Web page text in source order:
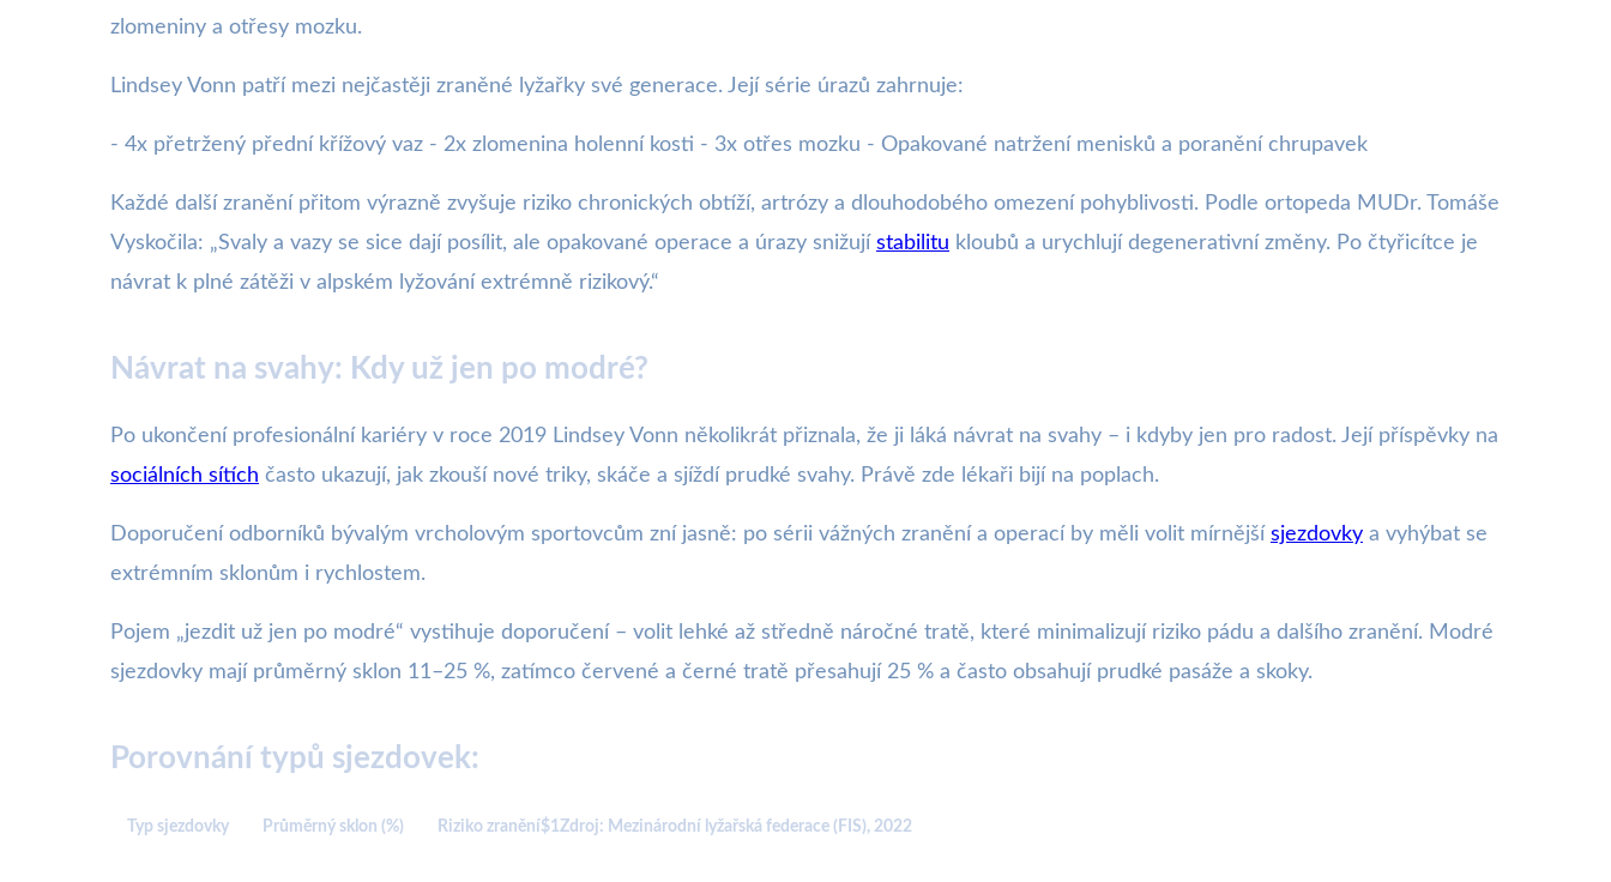
zlomeniny a otřesy mozku.
Lindsey Vonn patří mezi nejčastěji zraněné lyžařky své generace. Její série úrazů zahrnuje:
- 4x přetržený přední křížový vaz - 2x zlomenina holenní kosti - 3x otřes mozku - Opakované natržení menisků a poranění chrupavek
Každé další zranění přitom výrazně zvyšuje riziko chronických obtíží, artrózy a dlouhodobého omezení pohyblivosti. Podle ortopeda MUDr. Tomáše
Vyskočila: „Svaly a vazy se sice dají posílit, ale opakované operace a úrazy snižují stabilitu kloubů a urychlují degenerativní změny. Po čtyřicítce je
návrat k plné zátěži v alpském lyžování extrémně rizikový.“
Návrat na svahy: Kdy už jen po modré?
Po ukončení profesionální kariéry v roce 2019 Lindsey Vonn několikrát přiznala, že ji láká návrat na svahy – i kdyby jen pro radost. Její příspěvky na
sociálních sítích často ukazují, jak zkouší nové triky, skáče a sjíždí prudké svahy. Právě zde lékaři bijí na poplach.
Doporučení odborníků bývalým vrcholovým sportovcům zní jasně: po sérii vážných zranění a operací by měli volit mírnější sjezdovky a vyhýbat se
extrémním sklonům i rychlostem.
Pojem „jezdit už jen po modré“ vystihuje doporučení – volit lehké až středně náročné tratě, které minimalizují riziko pádu a dalšího zranění. Modré
sjezdovky mají průměrný sklon 11–25 %, zatímco červené a černé tratě přesahují 25 % a často obsahují prudké pasáže a skoky.
Porovnání typů sjezdovek:
Typ sjezdovky Průměrný sklon (%) Riziko zranění$1Zdroj: Mezinárodní lyžařská federace (FIS), 2022